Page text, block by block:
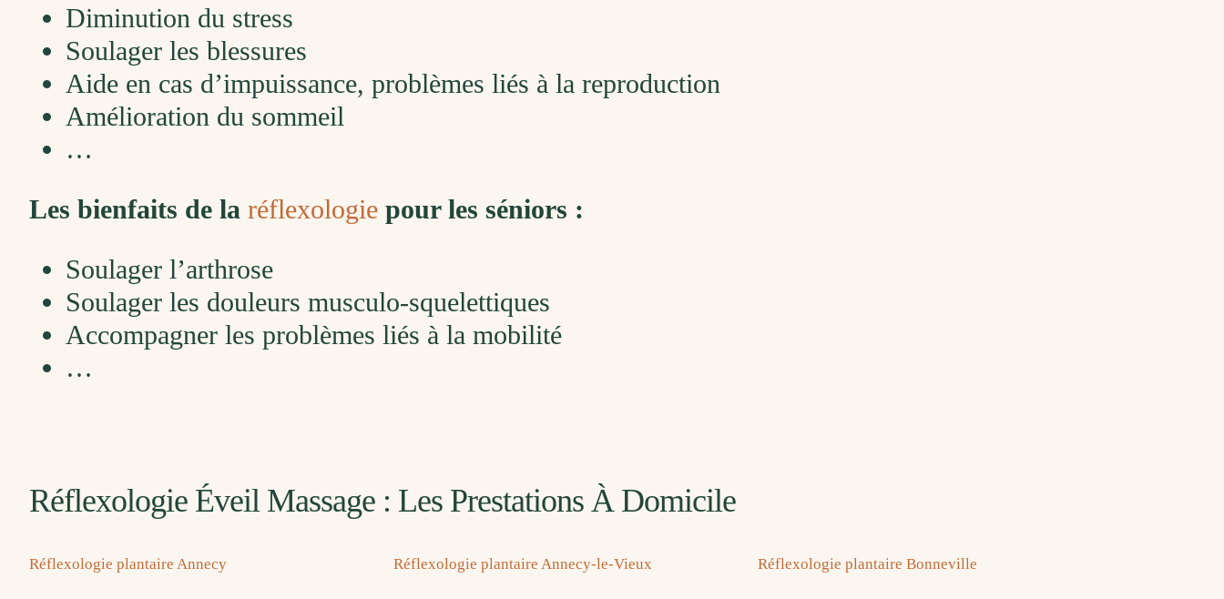
Diminution du stress
Soulager les blessures
Aide en cas d’impuissance, problèmes liés à la reproduction
Amélioration du sommeil
…
Les bienfaits de la réflexologie pour les séniors :
Soulager l’arthrose
Soulager les douleurs musculo-squelettiques
Accompagner les problèmes liés à la mobilité
…
Réflexologie Éveil Massage : Les Prestations À Domicile
Réflexologie plantaire Annecy Réflexologie plantaire Annecy-le-Vieux Réflexologie plantaire Bonneville